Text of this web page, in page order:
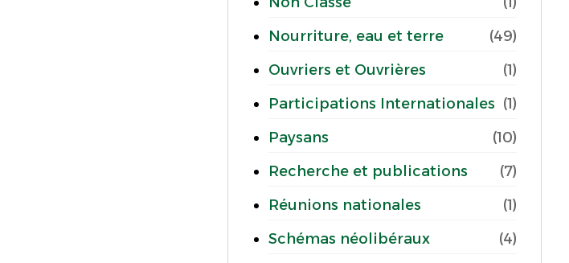
Nourriture, eau et terre
(49)
Ouvriers et Ouvrières
(1)
Participations Internationales (1)
Paysans
(10)
Recherche et publications
(7)
Réunions nationales
(1)
Schémas néolibéraux
(4)